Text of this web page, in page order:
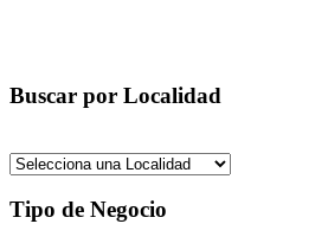
Buscar por Localidad
Tipo de Negocio